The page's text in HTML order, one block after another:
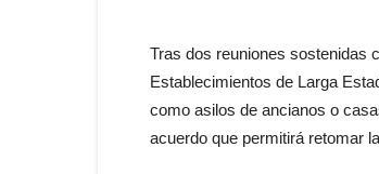
Tras dos reuniones sostenidas
Establecimientos de Larga
como asilos de ancianos o
acuerdo que permitirá retomar